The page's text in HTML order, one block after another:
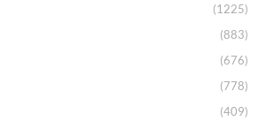
(1225)
(883)
(676)
(778)
(409)